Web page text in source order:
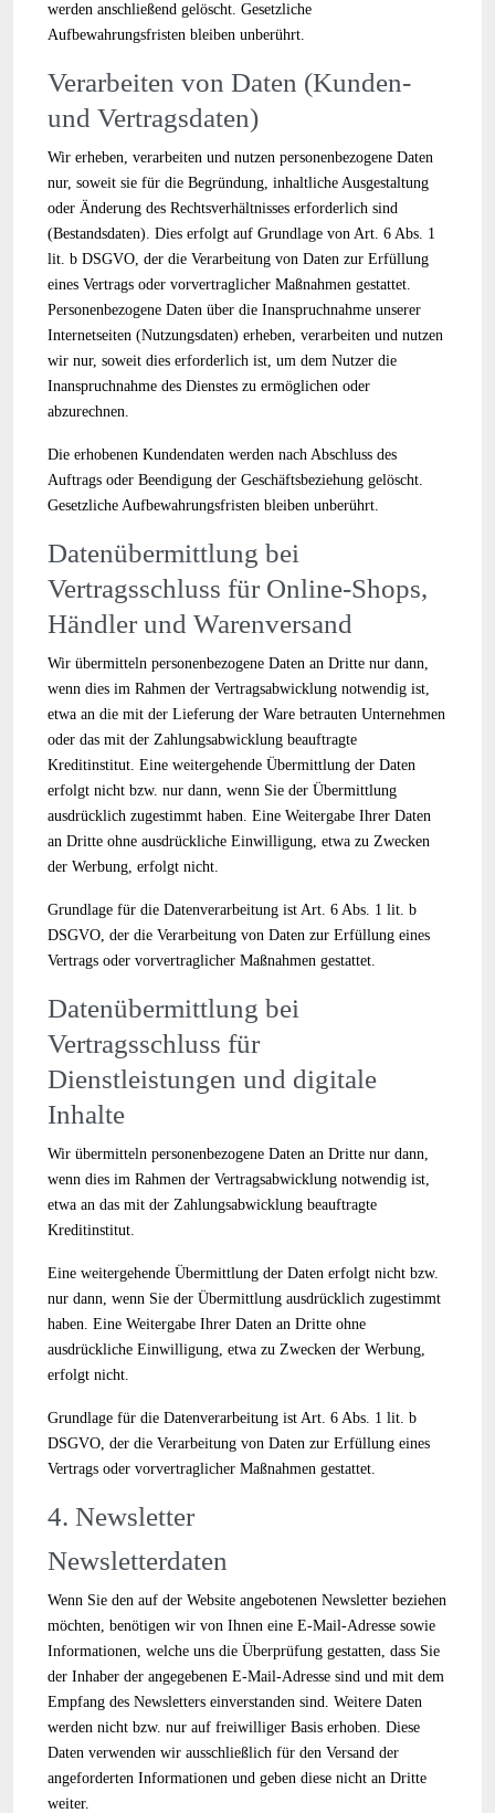
werden anschließend gelöscht. Gesetzliche
Aufbewahrungsfristen bleiben unberührt.
Verarbeiten von Daten (Kunden-
und Vertragsdaten)
Wir erheben, verarbeiten und nutzen personenbezogene Daten
nur, soweit sie für die Begründung, inhaltliche Ausgestaltung
oder Änderung des Rechtsverhältnisses erforderlich sind
(Bestandsdaten). Dies erfolgt auf Grundlage von Art. 6 Abs. 1
lit. b DSGVO, der die Verarbeitung von Daten zur Erfüllung
eines Vertrags oder vorvertraglicher Maßnahmen gestattet.
Personenbezogene Daten über die Inanspruchnahme unserer
Internetseiten (Nutzungsdaten) erheben, verarbeiten und nutzen
wir nur, soweit dies erforderlich ist, um dem Nutzer die
Inanspruchnahme des Dienstes zu ermöglichen oder
abzurechnen.
Die erhobenen Kundendaten werden nach Abschluss des
Auftrags oder Beendigung der Geschäftsbeziehung gelöscht.
Gesetzliche Aufbewahrungsfristen bleiben unberührt.
Datenübermittlung bei
Vertragsschluss für Online-Shops,
Händler und Warenversand
Wir übermitteln personenbezogene Daten an Dritte nur dann,
wenn dies im Rahmen der Vertragsabwicklung notwendig ist,
etwa an die mit der Lieferung der Ware betrauten Unternehmen
oder das mit der Zahlungsabwicklung beauftragte
Kreditinstitut. Eine weitergehende Übermittlung der Daten
erfolgt nicht bzw. nur dann, wenn Sie der Übermittlung
ausdrücklich zugestimmt haben. Eine Weitergabe Ihrer Daten
an Dritte ohne ausdrückliche Einwilligung, etwa zu Zwecken
der Werbung, erfolgt nicht.
Grundlage für die Datenverarbeitung ist Art. 6 Abs. 1 lit. b
DSGVO, der die Verarbeitung von Daten zur Erfüllung eines
Vertrags oder vorvertraglicher Maßnahmen gestattet.
Datenübermittlung bei
Vertragsschluss für
Dienstleistungen und digitale
Inhalte
Wir übermitteln personenbezogene Daten an Dritte nur dann,
wenn dies im Rahmen der Vertragsabwicklung notwendig ist,
etwa an das mit der Zahlungsabwicklung beauftragte
Kreditinstitut.
Eine weitergehende Übermittlung der Daten erfolgt nicht bzw.
nur dann, wenn Sie der Übermittlung ausdrücklich zugestimmt
haben. Eine Weitergabe Ihrer Daten an Dritte ohne
ausdrückliche Einwilligung, etwa zu Zwecken der Werbung,
erfolgt nicht.
Grundlage für die Datenverarbeitung ist Art. 6 Abs. 1 lit. b
DSGVO, der die Verarbeitung von Daten zur Erfüllung eines
Vertrags oder vorvertraglicher Maßnahmen gestattet.
4. Newsletter
Newsletterdaten
Wenn Sie den auf der Website angebotenen Newsletter beziehen
möchten, benötigen wir von Ihnen eine E-Mail-Adresse sowie
Informationen, welche uns die Überprüfung gestatten, dass Sie
der Inhaber der angegebenen E-Mail-Adresse sind und mit dem
Empfang des Newsletters einverstanden sind. Weitere Daten
werden nicht bzw. nur auf freiwilliger Basis erhoben. Diese
Daten verwenden wir ausschließlich für den Versand der
angeforderten Informationen und geben diese nicht an Dritte
weiter.